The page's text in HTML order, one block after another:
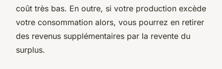
coût très bas. En outre, si votre production excède
votre consommation alors, vous pourrez en retirer
des revenus supplémentaires par la revente du
surplus.